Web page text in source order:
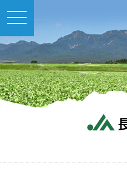
toggle
navigation